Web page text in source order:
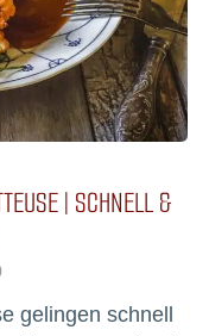
| SCHNELL & K
gelingen schnell